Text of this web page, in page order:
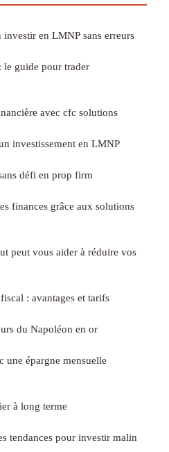
en LMNP sans erreurs
le guide pour trader
avec cfc solutions
investissement en LMNP
défi en prop firm
finances grâce aux solutions
peut vous aider à réduire vos
: avantages et tarifs
du Napoléon en or
une épargne mensuelle
à long terme
tendances pour investir malin